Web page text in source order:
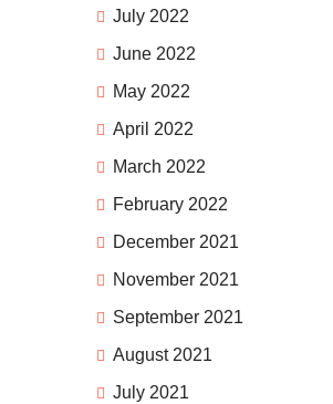
July 2022
June 2022
May 2022
April 2022
March 2022
February 2022
December 2021
November 2021
September 2021
August 2021
July 2021